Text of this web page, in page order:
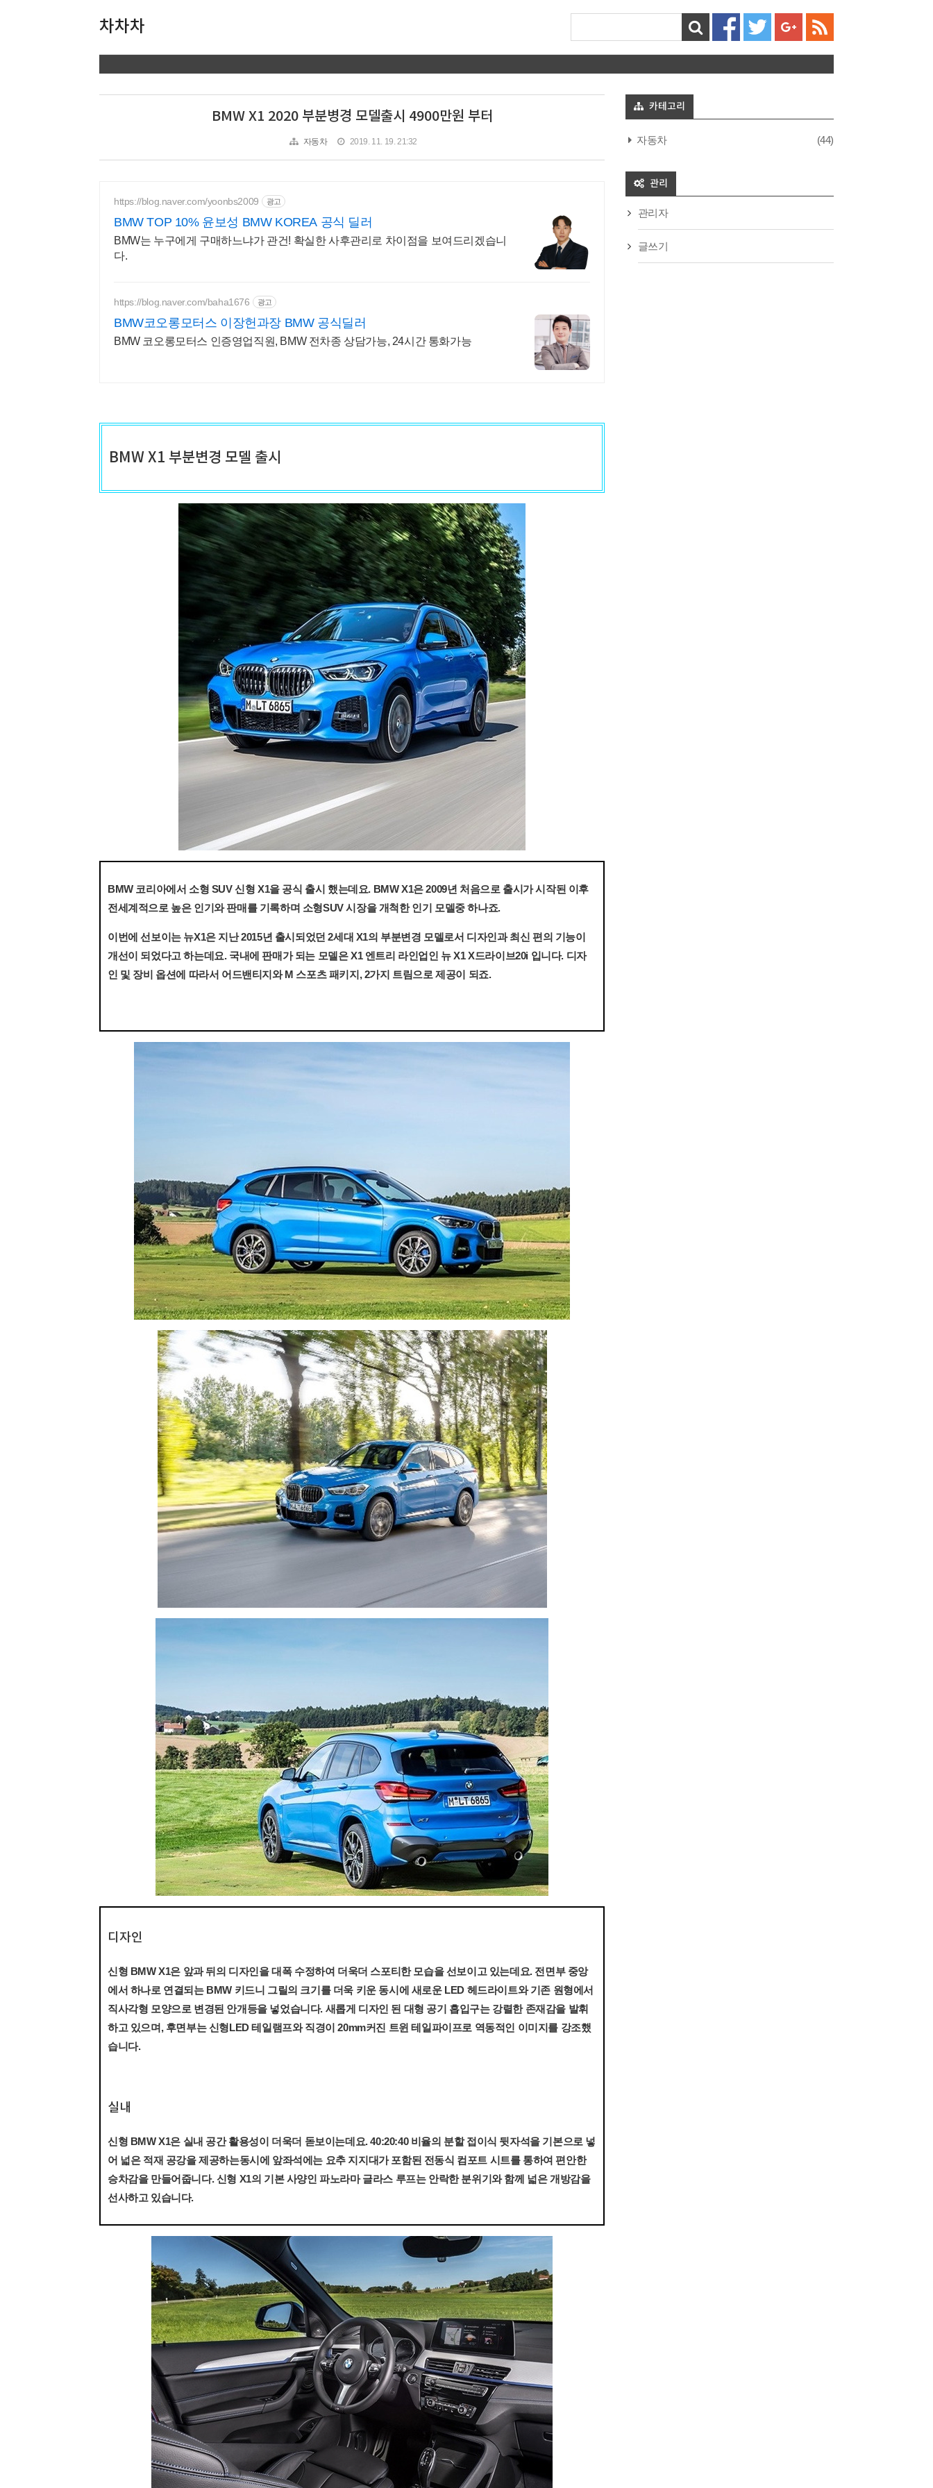
차차차
BMW X1 2020 부분병경 모델출시 4900만원 부터
자동차 2019. 11. 19. 21:32
https://blog.naver.com/yoonbs2009 광고
BMW TOP 10% 윤보성 BMW KOREA 공식 딜러
BMW는 누구에게 구매하느냐가 관건! 확실한 사후관리로 차이점을 보여드리겠습니
다.
https://blog.naver.com/baha1676 광고
BMW코오롱모터스 이장헌과장 BMW 공식딜러
BMW 코오롱모터스 인증영업직원, BMW 전차종 상담가능, 24시간 통화가능
BMW X1 부분변경 모델 출시
BMW 코리아에서 소형 SUV 신형 X1을 공식 출시 했는데요. BMW X1은 2009년 처음으로 출시가 시작된 이후
전세계적으로 높은 인기와 판매를 기록하며 소형SUV 시장을 개척한 인기 모델중 하나죠.
이번에 선보이는 뉴X1은 지난 2015년 출시되었던 2세대 X1의 부분변경 모델로서 디자인과 최신 편의 기능이
개선이 되었다고 하는데요. 국내에 판매가 되는 모델은 X1 엔트리 라인업인 뉴 X1 X드라이브20i 입니다. 디자
인 및 장비 옵션에 따라서 어드밴티지와 M 스포츠 패키지, 2가지 트림으로 제공이 되죠.
디자인
신형 BMW X1은 앞과 뒤의 디자인을 대폭 수정하여 더욱더 스포티한 모습을 선보이고 있는데요. 전면부 중앙
에서 하나로 연결되는 BMW 키드니 그릴의 크기를 더욱 키운 동시에 새로운 LED 헤드라이트와 기존 원형에서
직사각형 모양으로 변경된 안개등을 넣었습니다. 새롭게 디자인 된 대형 공기 흡입구는 강렬한 존재감을 발휘
하고 있으며, 후면부는 신형LED 테일램프와 직경이 20mm커진 트윈 테일파이프로 역동적인 이미지를 강조했
습니다.
실내
신형 BMW X1은 실내 공간 활용성이 더욱더 돋보이는데요. 40:20:40 비율의 분할 접이식 뒷자석을 기본으로 넣
어 넓은 적재 공강을 제공하는동시에 앞좌석에는 요추 지지대가 포함된 전동식 컴포트 시트를 통하여 편안한
승차감을 만들어줍니다. 신형 X1의 기본 사양인 파노라마 글라스 루프는 안락한 분위기와 함께 넓은 개방감을
선사하고 있습니다.
카테고리
자동차 (44)
관리
관리자
글쓰기